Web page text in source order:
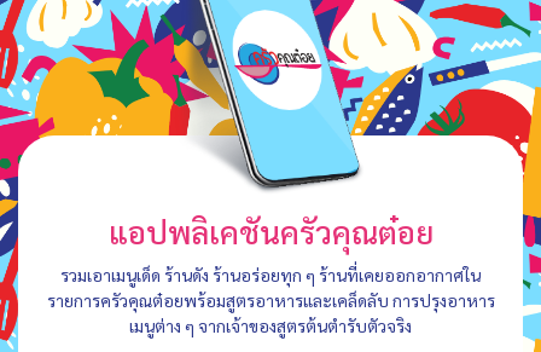
แอปพลิเคชันครัวคุณต๋อย
รวมเอาเมนูเด็ด ร้านดัง ร้านอร่อยทุก ๆ ร้านที่เคยออกอากาศใน
รายการครัวคุณต๋อยพร้อมสูตรอาหารและเคล็ดลับ การปรุงอาหาร
เมนูต่าง ๆ จากเจ้าของสูตรต้นตำรับตัวจริง